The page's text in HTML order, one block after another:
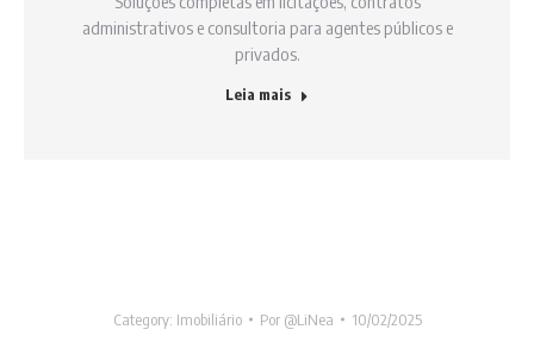
administrativos e consultoria para agentes públicos e
privados.
Leia mais
Category: Imobiliário Por @LiNea 10/02/2025